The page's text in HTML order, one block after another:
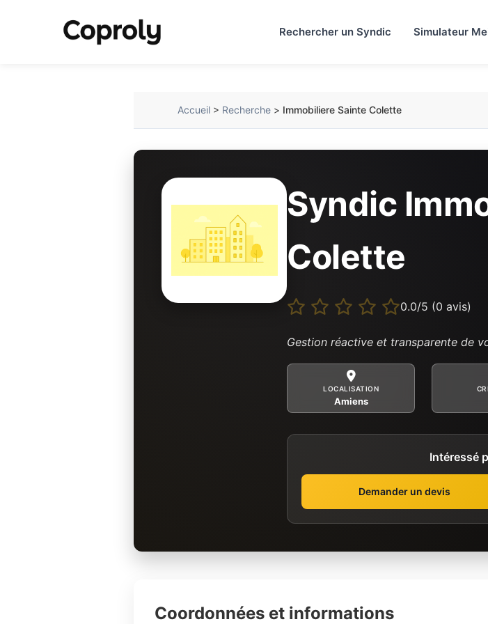
Rechercher un Syndic Simulateur
Accueil > Recherche > Immobiliere Sainte Colette
Syndic
Colette
0.0/5 (0 avis)
Gestion réactive et transparente de
LOCALISATION
Amiens
Intéressé
Demander un devis
Coordonnées et informations